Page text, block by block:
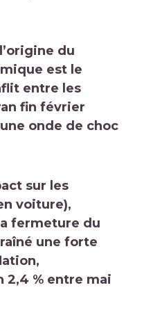
du
est le
entre les
fin février
onde de choc
sur les
voiture),
fermeture du
une forte
2,4 % entre mai